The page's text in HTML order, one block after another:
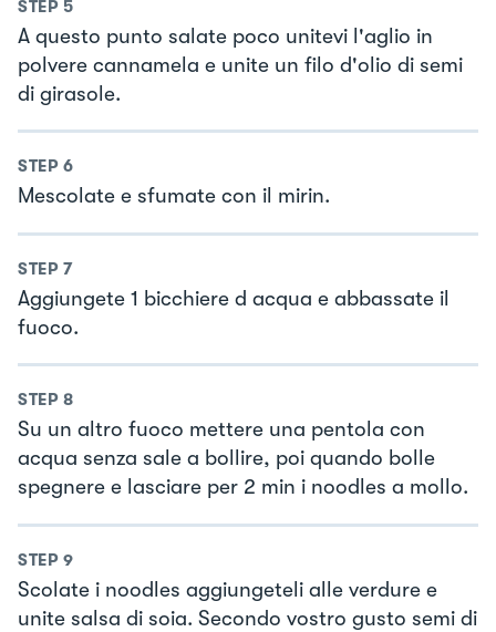
STEP 5
A questo punto salate poco unitevi l'aglio in
polvere cannamela e unite un filo d'olio di semi
di girasole.
STEP 6
Mescolate e sfumate con il mirin.
STEP 7
Aggiungete 1 bicchiere d acqua e abbassate il
fuoco.
STEP 8
Su un altro fuoco mettere una pentola con
acqua senza sale a bollire, poi quando bolle
spegnere e lasciare per 2 min i noodles a mollo.
STEP 9
Scolate i noodles aggiungeteli alle verdure e
unite salsa di soia. Secondo vostro gusto semi di